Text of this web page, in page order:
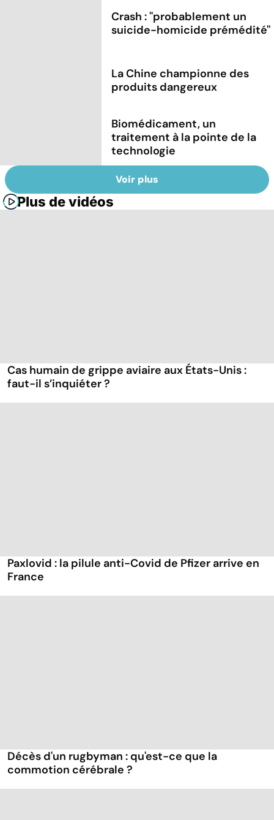
Crash : ''probablement un
suicide-homicide prémédité''
La Chine championne des
produits dangereux
Biomédicament, un
traitement à la pointe de la
technologie
Voir plus
Plus de vidéos
Cas humain de grippe aviaire aux États-Unis :
faut-il s’inquiéter ?
Paxlovid : la pilule anti-Covid de Pfizer arrive en
France
Décès d'un rugbyman : qu'est-ce que la
commotion cérébrale ?